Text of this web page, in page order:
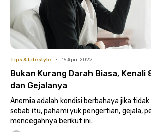
Tips & Lifestyle • 15 April 2022
Bukan Kurang Darah Biasa, Kenali
dan Gejalanya
Anemia adalah kondisi berbahaya jika
sebab itu, pahami yuk pengertian, gejala,
mencegahnya berikut ini.